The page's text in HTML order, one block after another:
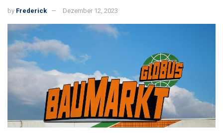
by Frederick Dezember 12, 2023